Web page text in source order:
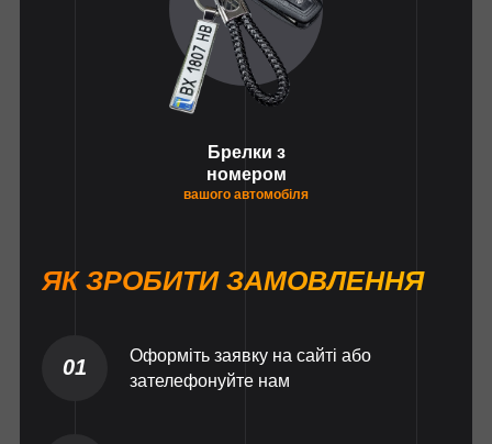
Брелки з
номером
вашого автомобіля
ЯК ЗРОБИТИ ЗАМОВЛЕННЯ
01
Оформіть заявку на сайті або
зателефонуйте нам